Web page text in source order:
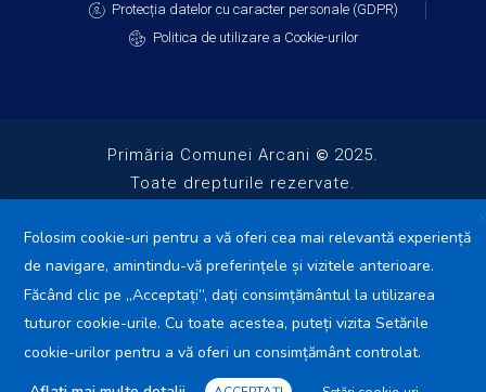
Protecția datelor cu caracter personale (GDPR)
Politica de utilizare a Cookie-urilor
Primăria Comunei Arcani
2025.
Toate drepturile rezervate.
X
Folosim cookie-uri pentru a vă oferi cea mai relevantă experiență
de navigare, amintindu-vă preferințele și vizitele anterioare.
Făcând clic pe „Acceptați”, dați consimțământul la utilizarea
tuturor cookie-urile. Cu toate acestea, puteți vizita Setările
cookie-urilor pentru a vă oferi un consimțământ controlat.